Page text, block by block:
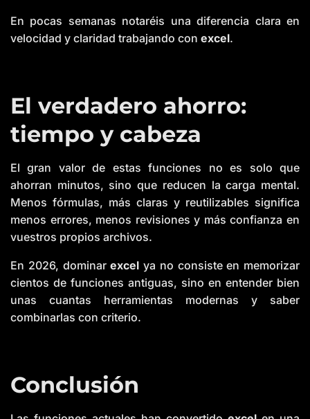
En pocas semanas notaréis una diferencia clara en
velocidad y claridad trabajando con excel.
El verdadero ahorro:
tiempo y cabeza
El gran valor de estas funciones no es solo que
ahorran minutos, sino que reducen la carga mental.
Menos fórmulas, más claras y reutilizables significa
menos errores, menos revisiones y más confianza en
vuestros propios archivos.
En 2026, dominar excel ya no consiste en memorizar
cientos de funciones antiguas, sino en entender bien
unas cuantas herramientas modernas y saber
combinarlas con criterio.
Conclusión